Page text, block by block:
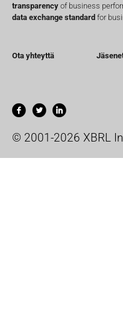
transparency of business
data exchange standard for
Ota yhteyttä
© 2001-2026 XBRL